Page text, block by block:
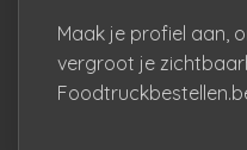
Maak je profiel aan,
vergroot je